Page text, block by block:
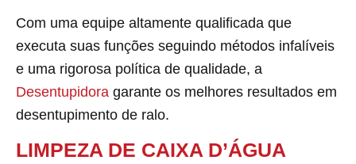
Com uma equipe altamente qualificada que
executa suas funções seguindo métodos infalíveis
e uma rigorosa política de qualidade, a
Desentupidora garante os melhores resultados em
desentupimento de ralo.
LIMPEZA DE CAIXA D’ÁGUA